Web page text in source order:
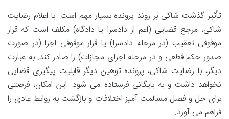
تأثیر گذشت شاکی بر روند پرونده بسیار مهم است. با اعلام رضایت
شاکی، مرجع قضایی (اعم از دادسرا یا دادگاه) مکلف است که قرار
موقوفی تعقیب (در مرحله دادسرا) یا قرار موقوفی اجرا (در صورت
صدور حکم قطعی و در مرحله اجرای مجازات) را صادر کند. به عبارت
دیگر، با رضایت شاکی، پرونده توهین دیگر قابلیت پیگیری قضایی
نخواهد داشت و به بایگانی فرستاده می شود. این امکان، فرصتی
برای حل و فصل مسالمت آمیز اختلافات و بازگشت به روابط عادی را
فراهم می آورد.